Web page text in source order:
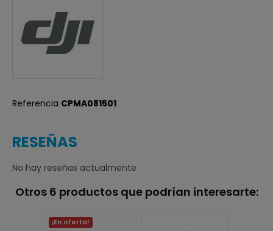
Referencia CPMA081501
RESEÑAS
No hay reseñas actualmente
Otros 6 productos que podrían interesarte:
¡En oferta!